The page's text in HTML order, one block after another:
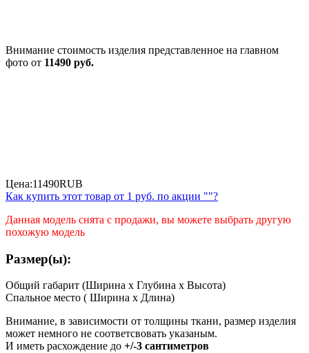
Внимание стоимость изделия представленное на главном
фото от 11490 руб.
Цена:11490RUB
Как купить этот товар от 1 руб. по акции ""?
Данная модель снята с продажи, вы можете выбрать другую
похожую модель
Размер(ы):
Общий габарит (Ширина x Глубина x Высота)
Спальное место ( Ширина x Длина)
Внимание, в зависимости от толщины ткани, размер изделия
может немного не соответсвовать указаным.
И иметь расхождение до +/-3 сантиметров